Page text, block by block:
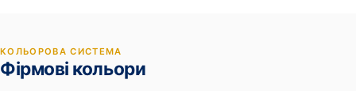
КОЛЬОРОВА СИСТЕМА
Фірмові кольори